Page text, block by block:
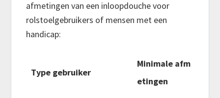
afmetingen van een inloopdouche voor
rolstoelgebruikers of mensen met een
handicap:
Type gebruiker
Minimale afm
etingen